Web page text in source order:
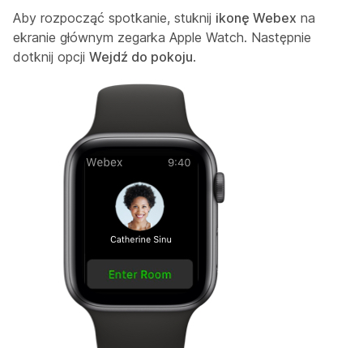
Aby rozpocząć spotkanie, stuknij ikonę Webex na
ekranie głównym zegarka Apple Watch. Następnie
dotknij opcji Wejdź do pokoju.